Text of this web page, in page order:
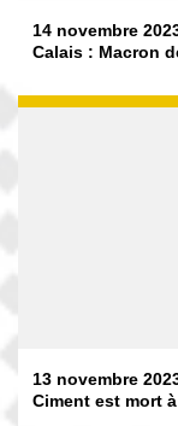
14 novembre
Calais : Macron
13 novembre
Ciment est mort à